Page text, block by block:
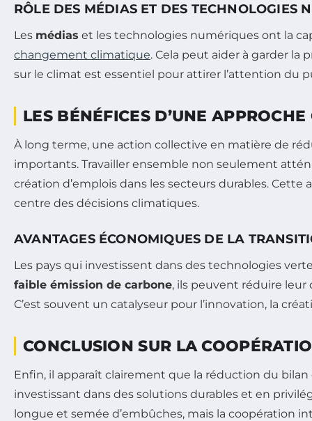
RÔLE DES MÉDIAS ET DES TECHNOLOGIES
Les médias et les technologies numériques ont la
changement climatique. Cela peut aider à garder la
sur le climat est essentiel pour attirer l’attention du
LES BÉNÉFICES D’UNE
À long terme, une action collective en matière de
importants. Travailler ensemble non seulement
création d’emplois dans les secteurs durables.
centre des décisions climatiques.
AVANTAGES ÉCONOMIQUES DE LA
Les pays qui investissent dans des technologies
faible émission de carbone, ils peuvent réduire leur
C’est souvent un catalyseur pour l’innovation, la
CONCLUSION SUR LA
Enfin, il apparaît clairement que la réduction du
investissant dans des solutions durables et en
longue et semée d’embûches, mais la coopération